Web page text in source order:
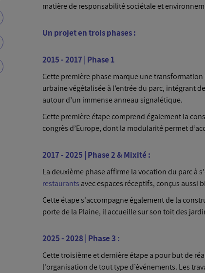
matière de responsabilité sociétale et
Un projet en trois phases :
2015 - 2017 | Phase 1
Cette première phase marque une
urbaine végétalisée à l’entrée du parc, intégrant
autour d’un immense anneau signalétique.
Cette première étape comprend également la
congrès d’Europe, dont la modularité permet
2017 - 2025 | Phase 2 & Mixité :
La deuxième phase affirme la vocation du parc à
restaurants avec espaces réceptifs, conçus aussi
Cette étape s'accompagne également de la
porte de la Plaine, il accueille sur son toit des
2025 - 2028 | Phase 3 :
Cette troisième et dernière étape a pour but de
l'organisation de tout type d’événements. Les